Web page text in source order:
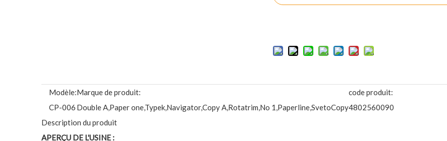
Modèle:
CP-006
Marque de produit:
Double A,Paper one,Typek,Navigator,Copy A,Rotatrim,No 1,Paperline,SvetoCopy
code produit:
4802560090
Description du produit
APERÇU DE L'USINE :